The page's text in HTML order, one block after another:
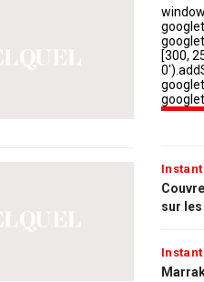
Instant
sur
Instant